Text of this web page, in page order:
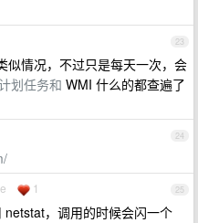
23
似情况，不过只是每天一次，会
划任务和 WMI 什么的都查遍了
24
25
1
，调用的时候会闪一个